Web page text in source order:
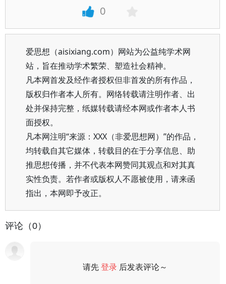
0
爱思想（aisixiang.com）网站为公益纯学术网
站，旨在推动学术繁荣、塑造社会精神。
凡本网首发及经作者授权但非首发的所有作品，
版权归作者本人所有。网络转载请注明作者、出
处并保持完整，纸媒转载请经本网或作者本人书
面授权。
凡本网注明“来源：XXX（非爱思想网）”的作品，
均转载自其它媒体，转载目的在于分享信息、助
推思想传播，并不代表本网赞同其观点和对其真
实性负责。若作者或版权人不愿被使用，请来函
指出，本网即予改正。
评论（0）
请先登录 后发表评论～